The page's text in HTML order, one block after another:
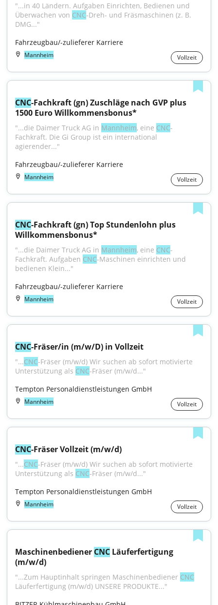
"...in 40 Ländern. Aufgaben Einrichten, Bedienen und
Überwachen von CNC‑Dreh‑ und Fräsmaschinen (z. B.
DMG..."
Fahrzeugbau/-zulieferer Karriere
Mannheim Vollzeit
CNC-Fachkraft (gn) Zuschläge nach GVP plus
1500 Euro Willkommensbonus*
"...die Daimer Truck AG in Mannheim, eine CNC-
Fachkraft. Die Gi Group ist ein international
agierender..."
Fahrzeugbau/-zulieferer Karriere
Mannheim Vollzeit
CNC-Fachkraft (gn) Top Stundenlohn plus
Willkommensbonus*
"...die Daimer Truck AG in Mannheim, eine CNC-
Fachkraft. Aufgaben CNC-Maschinen einrichten und
bedienen Klein..."
Fahrzeugbau/-zulieferer Karriere
Mannheim Vollzeit
CNC-Fräser/in (m/w/D) in Vollzeit
"...CNC-Fräser (m/w/d) Wir suchen ab sofort motivierte
Unterstützung als CNC-Fräser (m/w/d..."
Tempton Personaldienstleistungen GmbH
Mannheim Vollzeit
CNC-Fräser Vollzeit (m/w/d)
"...CNC-Fräser (m/w/d) Wir suchen ab sofort motivierte
Unterstützung als CNC-Fräser (m/w/d..."
Tempton Personaldienstleistungen GmbH
Mannheim Vollzeit
Maschinenbediener CNC Läuferfertigung
(m/w/d)
"...Zum Hauptinhalt springen Maschinenbediener CNC
Läuferfertigung (m/w/d) UNSERE PRODUKTE..."